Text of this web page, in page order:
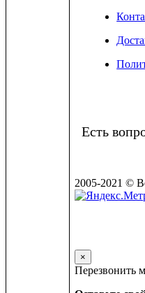
Есть
2005-2021 ©
×
Перезвонить